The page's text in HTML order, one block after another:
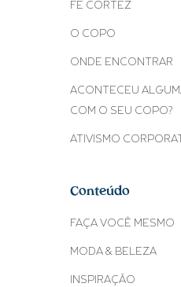
FE CORTEZ
O COPO
ONDE ENCONTRAR
ACONTECEU
COM O SEU COPO?
ATIVISMO
Conteúdo
FAÇA VOCÊ MESMO
MODA & BELEZA
INSPIRAÇÃO